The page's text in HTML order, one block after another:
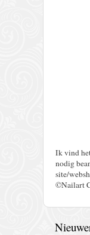
Ik vind
nodig
site/
©Nailart